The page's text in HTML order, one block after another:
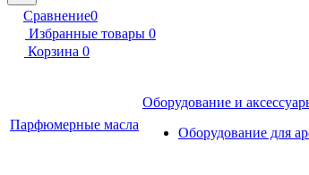
Сравнение0
Избранные товары 0
Корзина 0
Парфюмерные масла
Оборудование и
Оборудование для